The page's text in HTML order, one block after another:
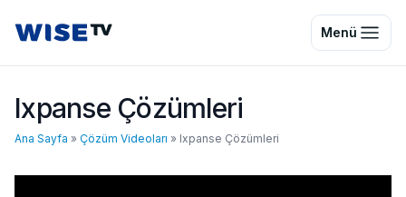
Wise TV Menü
Ixpanse Çözümleri
Ana Sayfa » Çözüm Videoları » Ixpanse Çözümleri